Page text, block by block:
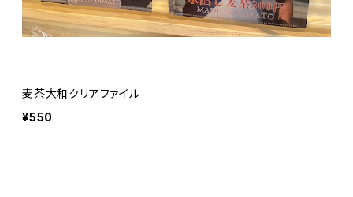
麦茶大和クリアファイル
¥550